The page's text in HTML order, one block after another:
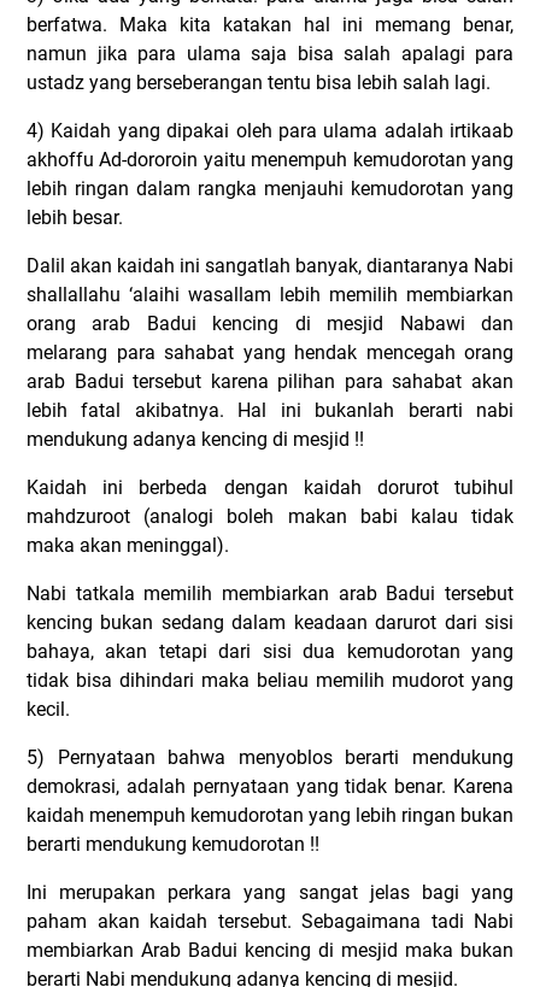
berfatwa. Maka kita katakan hal ini memang benar,
namun jika para ulama saja bisa salah apalagi para
ustadz yang berseberangan tentu bisa lebih salah lagi.
4) Kaidah yang dipakai oleh para ulama adalah irtikaab
akhoffu Ad-dororoin yaitu menempuh kemudorotan yang
lebih ringan dalam rangka menjauhi kemudorotan yang
lebih besar.
Dalil akan kaidah ini sangatlah banyak, diantaranya Nabi
shallallahu ‘alaihi wasallam lebih memilih membiarkan
orang arab Badui kencing di mesjid Nabawi dan
melarang para sahabat yang hendak mencegah orang
arab Badui tersebut karena pilihan para sahabat akan
lebih fatal akibatnya. Hal ini bukanlah berarti nabi
mendukung adanya kencing di mesjid !!
Kaidah ini berbeda dengan kaidah dorurot tubihul
mahdzuroot (analogi boleh makan babi kalau tidak
maka akan meninggal).
Nabi tatkala memilih membiarkan arab Badui tersebut
kencing bukan sedang dalam keadaan darurot dari sisi
bahaya, akan tetapi dari sisi dua kemudorotan yang
tidak bisa dihindari maka beliau memilih mudorot yang
kecil.
5) Pernyataan bahwa menyoblos berarti mendukung
demokrasi, adalah pernyataan yang tidak benar. Karena
kaidah menempuh kemudorotan yang lebih ringan bukan
berarti mendukung kemudorotan !!
Ini merupakan perkara yang sangat jelas bagi yang
paham akan kaidah tersebut. Sebagaimana tadi Nabi
membiarkan Arab Badui kencing di mesjid maka bukan
berarti Nabi mendukung adanya kencing di mesjid.